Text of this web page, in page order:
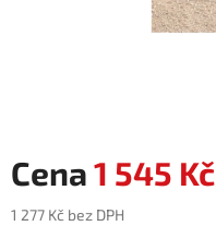
1 545 Kč
1 277 Kč bez DPH